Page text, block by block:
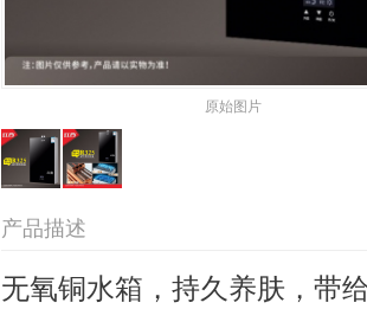
原始图片
产品描述
无氧铜水箱，持久养肤，带